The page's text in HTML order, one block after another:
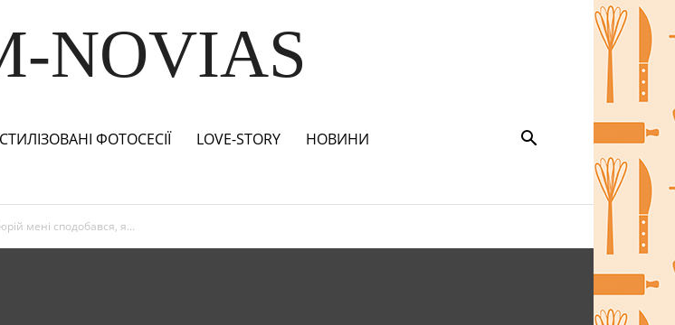
NOVIAS
СТИЛІЗОВАНІ ФОТОСЕСІЇ LOVE-STORY НОВИНИ
мені сподобався, я...